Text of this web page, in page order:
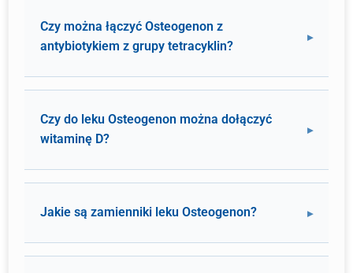
Czy można łączyć Osteogenon z
antybiotykiem z grupy tetracyklin?
Czy do leku Osteogenon można dołączyć
witaminę D?
Jakie są zamienniki leku Osteogenon?